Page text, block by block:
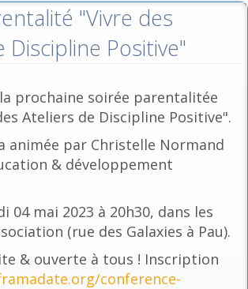
"Vivre des
Discipline Positive"
prochaine soirée parentalitée
Ateliers de Discipline Positive".
animée par Christelle Normand
& développement
04 mai 2023 à 20h30, dans les
(rue des Galaxies à Pau).
& ouverte à tous ! Inscription
conference-